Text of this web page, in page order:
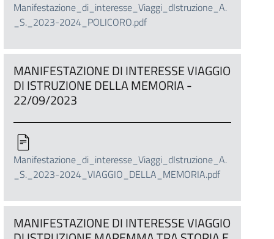
Manifestazione_di_interesse_Viaggi_dIstruzione_A.
_S._2023-2024_POLICORO.pdf
MANIFESTAZIONE DI INTERESSE VIAGGIO
DI ISTRUZIONE DELLA MEMORIA -
22/09/2023
Manifestazione_di_interesse_Viaggi_dIstruzione_A.
_S._2023-2024_VIAGGIO_DELLA_MEMORIA.pdf
MANIFESTAZIONE DI INTERESSE VIAGGIO